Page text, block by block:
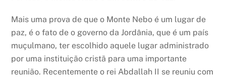
Mais uma prova de que o Monte Nebo é um lugar de
paz, é o fato de o governo da Jordânia, que é um país
muçulmano, ter escolhido aquele lugar administrado
por uma instituição cristã para uma importante
reunião. Recentemente o rei Abdallah II se reuniu com